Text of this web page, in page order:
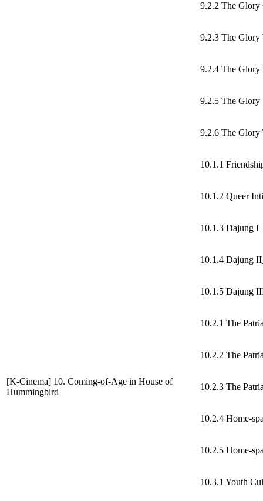
9.2.2 The Glory
9.2.3 The Glory
9.2.4 The Glory
9.2.5 The Glory
9.2.6 The Glory
[K-Cinema] 10. Coming-of-Age in House of
Hummingbird
10.1.1
10.1.2 Queer
10.1.3 Dajung
10.1.4 Dajung
10.1.5 Dajung
10.2.1 The
10.2.2 The
10.2.3 The
10.2.4 Home-
10.2.5 Home-
10.3.1 Youth